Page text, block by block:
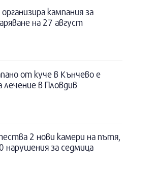
кампания за
на 27 август
от куче в Кънчево е
в Пловдив
2 нови камери на пътя,
нарушения за седмица